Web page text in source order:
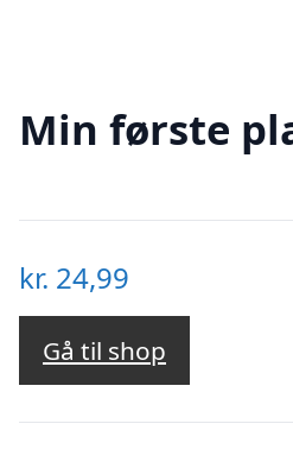
Min første
kr. 24,99
Gå til shop